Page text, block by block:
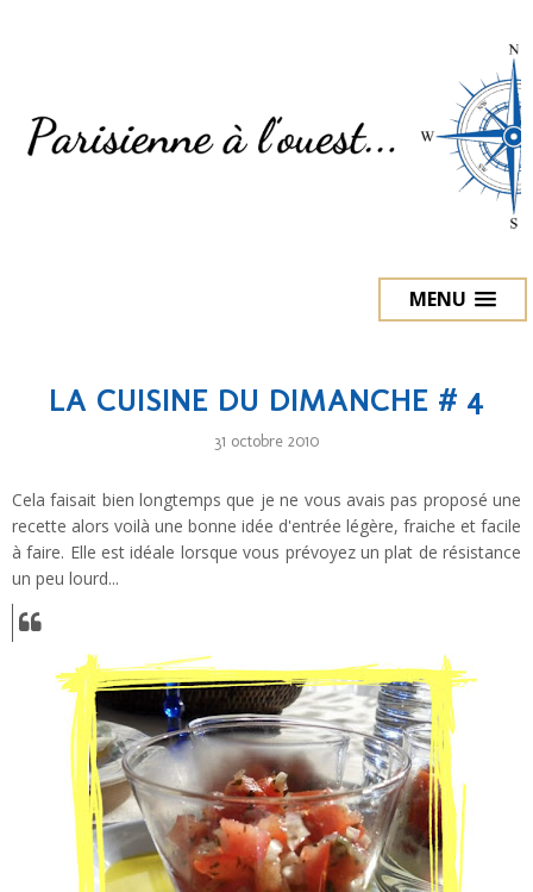
MENU
LA CUISINE DU DIMANCHE # 4
31 octobre 2010
Cela faisait bien longtemps que je ne vous avais pas proposé une
recette alors voilà une bonne idée d'entrée légère, fraiche et facile
à faire. Elle est idéale lorsque vous prévoyez un plat de résistance
un peu lourd...